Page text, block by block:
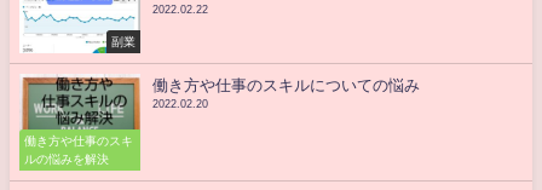
副業
2022.02.22
働き方や仕事のスキ
ルの悩みを解決
働き方や仕事のスキルについての悩み
2022.02.20